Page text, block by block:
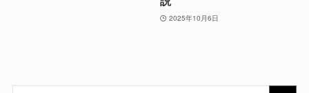
2025年10月6日